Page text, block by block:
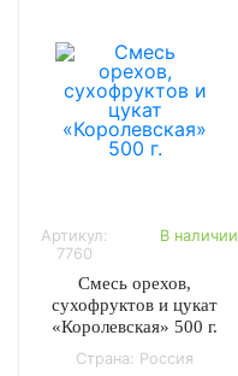
Артикул:
7760
В наличии
Смесь орехов,
сухофруктов и цукат
«Королевская» 500 г.
Страна: Россия